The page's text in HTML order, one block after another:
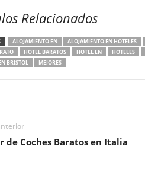
Relacionados
ALOJAMIENTO EN ALOJAMIENTO EN HOTELES
HOTEL BARATOS HOTEL EN HOTELES
BRISTOL
MEJORES
de Coches Baratos en Italia